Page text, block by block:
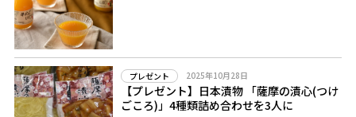
プレゼント 2025年10月28日
【プレゼント】日本漬物 「薩摩の漬心(つけ
ごころ)」4種類詰め合わせを3人に